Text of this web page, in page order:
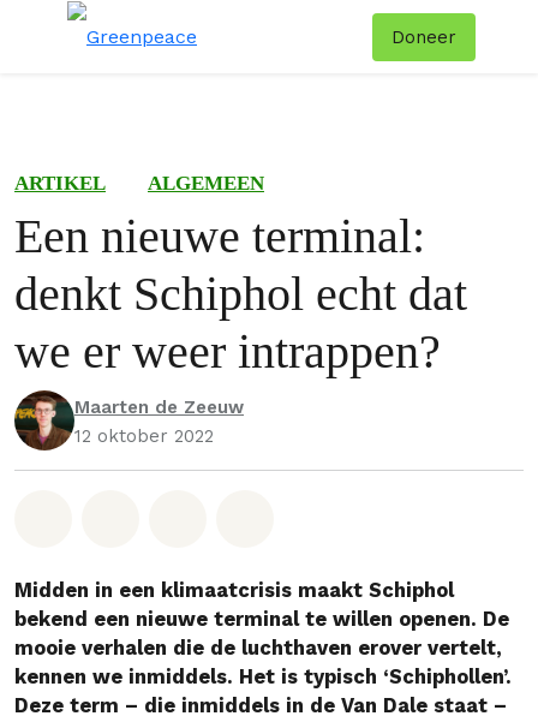
Doneer
ARTIKEL ALGEMEEN
Een nieuwe terminal:
denkt Schiphol echt dat
we er weer intrappen?
Maarten de Zeeuw
12 oktober 2022
Midden in een klimaatcrisis maakt Schiphol
bekend een nieuwe terminal te willen openen. De
mooie verhalen die de luchthaven erover vertelt,
kennen we inmiddels. Het is typisch ‘Schiphollen’.
Deze term – die inmiddels in de Van Dale staat –